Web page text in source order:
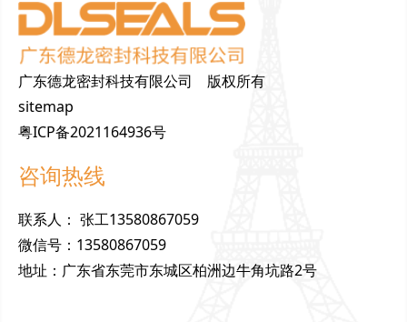
广东德龙密封科技有限公司 版权所有
sitemap
粤ICP备2021164936号
咨询热线
联系人 ： 张工13580867059
微信号 ： 13580867059
地址 ： 广东省东莞市东城区柏洲边牛角坑路2号